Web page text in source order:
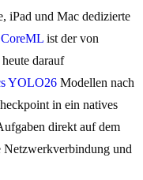
iPad und Mac dedizierte
CoreML ist der von
darauf
YOLO26 Modellen nach
in ein natives
direkt auf dem
Netzwerkverbindung und